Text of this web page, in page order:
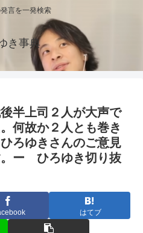
言を一発検索
き事典
半上司２人が大声で
何故か２人とも巻き
ろゆきさんのご意見
。ー ひろゆき切り抜
はてブ